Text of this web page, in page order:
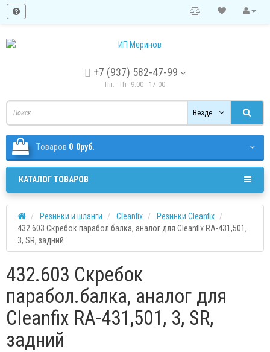
+7 (937) 582-47-99
Пн. - Пт. 9:00 - 17:00
Везде
Tоваров 0 0руб.
КАТАЛОГ ТОВАРОВ
Резинки и шланги Cleanfix
Резинки Cleanfix
432.603 Скребок парабол.балка, аналог для Cleanfix RA-431,501,
3, SR, задний
432.603 Скребок
парабол.балка, аналог для
Cleanfix RA-431,501, 3, SR,
задний